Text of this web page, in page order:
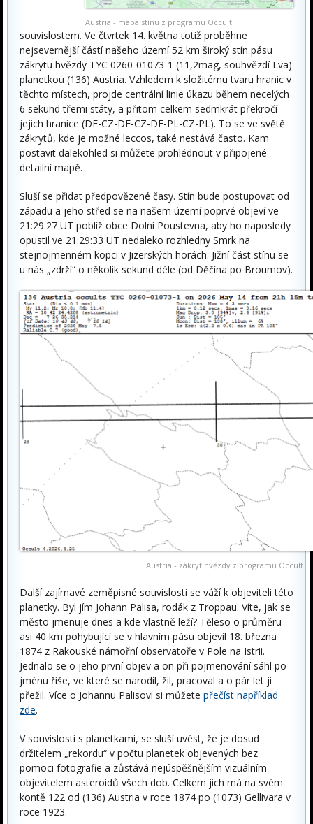
Austria - mapa stínu z programu Occult
souvislostem. Ve čtvrtek 14. května totiž proběhne
nejsevernější částí našeho území 52 km široký stín pásu
zákrytu hvězdy TYC 0260-01073-1 (11,2mag, souhvězdí Lva)
planetkou (136) Austria. Vzhledem k složitému tvaru hranic v
těchto místech, projde centrální linie úkazu během necelých
6 sekund třemi státy, a přitom celkem sedmkrát překročí
jejich hranice (DE-CZ-DE-CZ-DE-PL-CZ-PL). To se ve světě
zákrytů, kde je možné leccos, také nestává často. Kam
postavit dalekohled si můžete prohlédnout v připojené
detailní mapě.
Sluší se přidat předpovězené časy. Stín bude postupovat od
západu a jeho střed se na našem území poprvé objeví ve
21:29:27 UT poblíž obce Dolní Poustevna, aby ho naposledy
opustil ve 21:29:33 UT nedaleko rozhledny Smrk na
stejnojmenném kopci v Jizerských horách. Jižní část stínu se
u nás „zdrží“ o několik sekund déle (od Děčína po Broumov).
Austria - zákryt hvězdy z programu Occult
Další zajímavé zeměpisné souvislosti se váží k objeviteli této
planetky. Byl jím Johann Palisa, rodák z Troppau. Víte, jak se
město jmenuje dnes a kde vlastně leží? Těleso o průměru
asi 40 km pohybující se v hlavním pásu objevil 18. března
1874 z Rakouské námořní observatoře v Pole na Istrii.
Jednalo se o jeho první objev a on při pojmenování sáhl po
jménu říše, ve které se narodil, žil, pracoval a o pár let ji
přežil. Více o Johannu Palisovi si můžete přečíst například
zde.
V souvislosti s planetkami, se sluší uvést, že je dosud
držitelem „rekordu“ v počtu planetek objevených bez
pomoci fotografie a zůstává nejúspěšnějším vizuálním
objevitelem asteroidů všech dob. Celkem jich má na svém
kontě 122 od (136) Austria v roce 1874 po (1073) Gellivara v
roce 1923.